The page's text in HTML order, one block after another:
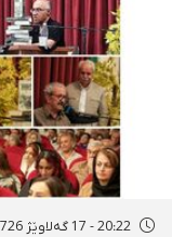
20:22 - 17 گەلاوێژ 2726